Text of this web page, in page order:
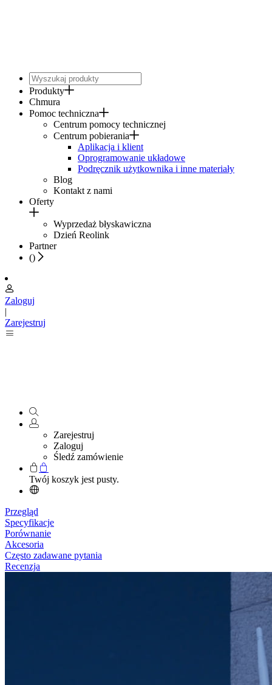
Produkty
Chmura
Pomoc techniczna
Centrum pomocy technicznej
Centrum pobierania
Aplikacja i klient
Oprogramowanie układowe
Podręcznik użytkownika i inne materiały
Blog
Kontakt z nami
Oferty
Wyprzedaż błyskawiczna
Dzień Reolink
Partner
()
Zaloguj
|
Zarejestruj
Zarejestruj
Zaloguj
Śledź zamówienie
Twój koszyk jest pusty.
Przegląd
Specyfikacje
Porównanie
Akcesoria
Często zadawane pytania
Recenzja